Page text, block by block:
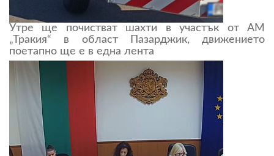
Утре ще почистват шахти в участък от АМ
„Тракия“ в област Пазарджик, движението
поетапно ще е в една лента